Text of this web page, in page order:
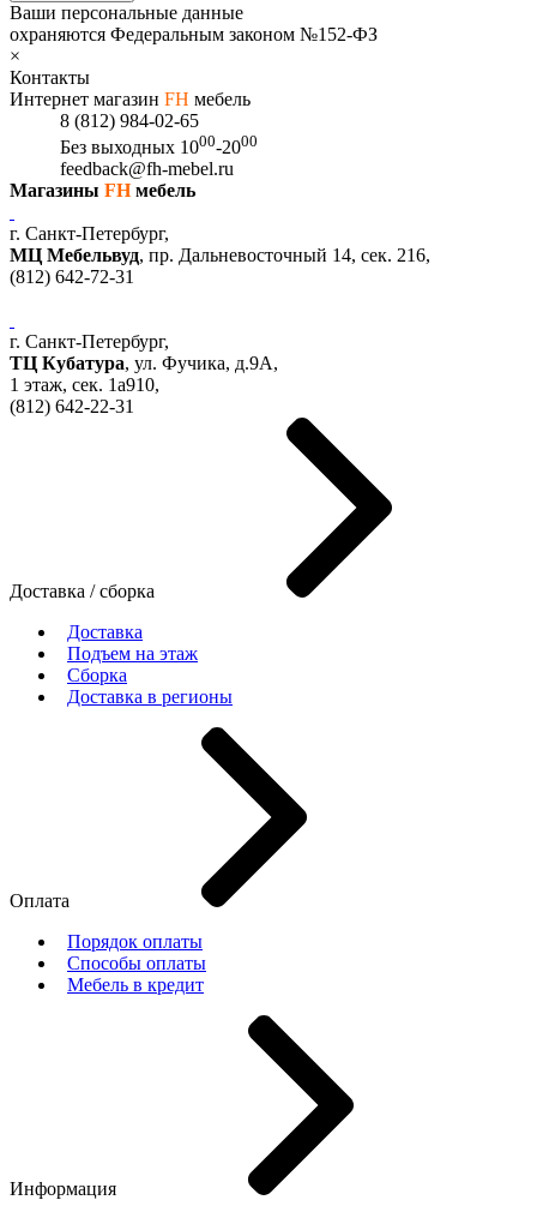
Ваши персональные данные
охраняются Федеральным законом №152-ФЗ
×
Контакты
Интернет магазин FH мебель
8 (812) 984-02-65
Без выходных 1000-2000
feedback@fh-mebel.ru
Магазины FHмебель
г. Санкт-Петербург,
МЦ Мебельвуд, пр. Дальневосточный 14, сек. 216,
(812) 642-72-31
г. Санкт-Петербург,
ТЦ Кубатура, ул. Фучика, д.9А,
1 этаж, сек. 1a910,
(812) 642-22-31
Доставка / сборка
Доставка
Подъем на этаж
Сборка
Доставка в регионы
Оплата
Порядок оплаты
Способы оплаты
Мебель в кредит
Информация